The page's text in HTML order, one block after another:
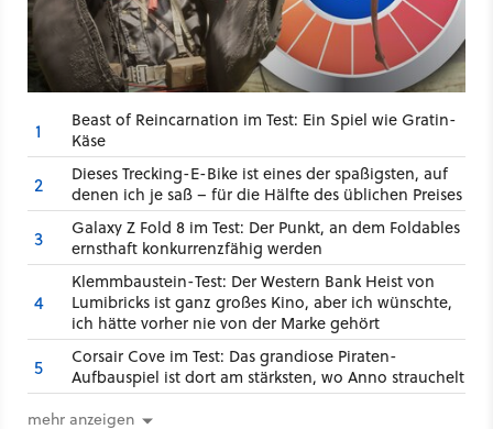
1
Beast of Reincarnation im Test: Ein Spiel wie Gratin-
Käse
2
Dieses Trecking-E-Bike ist eines der spaßigsten, auf
denen ich je saß – für die Hälfte des üblichen Preises
3
Galaxy Z Fold 8 im Test: Der Punkt, an dem Foldables
ernsthaft konkurrenzfähig werden
4
Klemmbaustein-Test: Der Western Bank Heist von
Lumibricks ist ganz großes Kino, aber ich wünschte,
ich hätte vorher nie von der Marke gehört
5
Corsair Cove im Test: Das grandiose Piraten-
Aufbauspiel ist dort am stärksten, wo Anno strauchelt
mehr anzeigen